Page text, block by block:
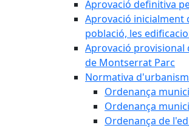
Aprovació definitiva
Aprovació inicialment
població, les
Aprovació provisional
de Montserrat Parc
Normativa
Ordenança
Ordenança
Ordenança de